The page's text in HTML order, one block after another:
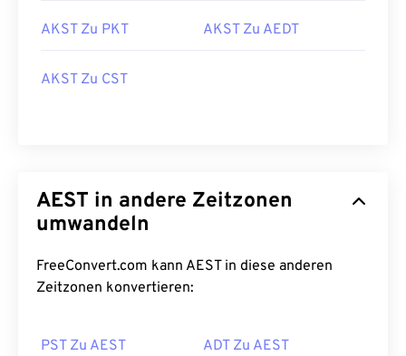
AKST Zu PKT AKST Zu AEDT
AKST Zu CST
AEST in andere Zeitzonen
umwandeln
FreeConvert.com kann AEST in diese anderen
Zeitzonen konvertieren:
PST Zu AEST ADT Zu AEST